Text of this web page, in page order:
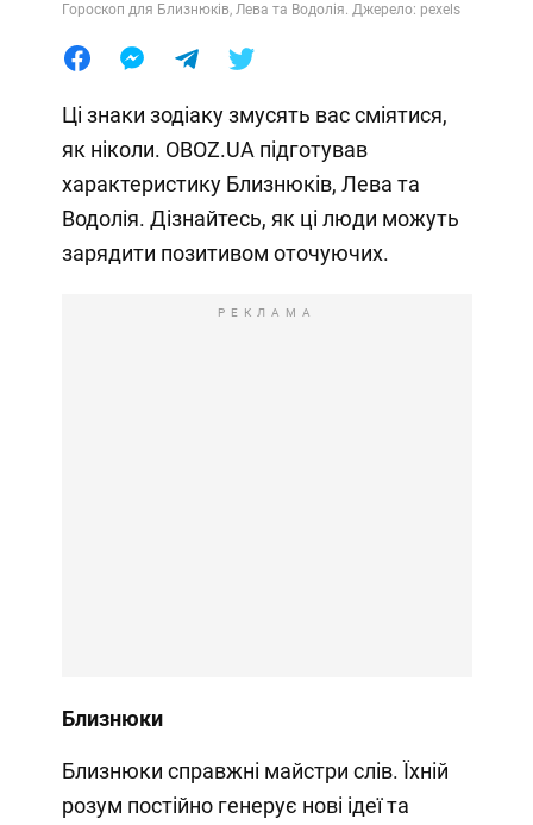
Гороскоп для Близнюків, Лева та Водолія. Джерело: pexels
Ці знаки зодіаку змусять вас сміятися,
як ніколи. OBOZ.UA підготував
характеристику Близнюків, Лева та
Водолія. Дізнайтесь, як ці люди можуть
зарядити позитивом оточуючих.
РЕКЛАМА
Близнюки
Близнюки справжні майстри слів. Їхній
розум постійно генерує нові ідеї та